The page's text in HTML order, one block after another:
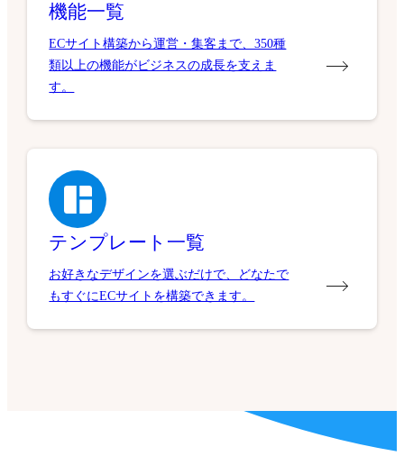
機能一覧
ECサイト構築から運営・集客まで、350種
類以上の機能がビジネスの成長を支えま
す。
テンプレート一覧
お好きなデザインを選ぶだけで、どなたで
もすぐにECサイトを構築できます。